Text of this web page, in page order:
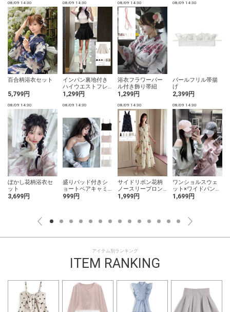
08/09 14:30
百合柄浴衣セット
5,799円
08/09 14:30
インパン裏地付き
ハイウエストフレ
アミニスカート
1,299円
08/09 14:30
浴衣フラワーパー
ル付き飾り帯紐
1,299円
08/09 14:30
パールフリル帯揚
げ
2,399円
08/09 14:30
ぼかし花柄浴衣セ
ット
3,699円
08/09 14:30
盛りパッド付きシ
ョートベアキャミ
ソール
999円
08/09 14:30
サイドリボン花柄
ノースリーブロン
グワンピース
1,999円
08/09 14:30
ワンショルスウェ
ット×ワイドパンツ
セットアップ
1,699円
アイテム別ランキング
ITEM RANKING